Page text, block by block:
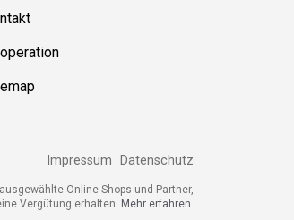
Online-Shops und Partner,